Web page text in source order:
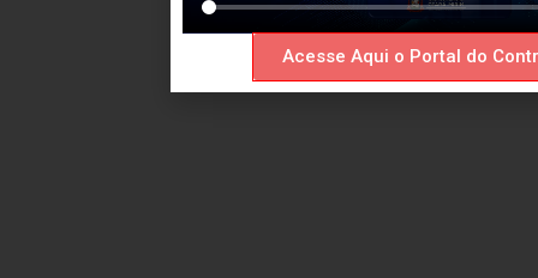
Acesse Aqui o Portal do